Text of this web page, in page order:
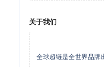
关于我们
全球超链是全世界品牌